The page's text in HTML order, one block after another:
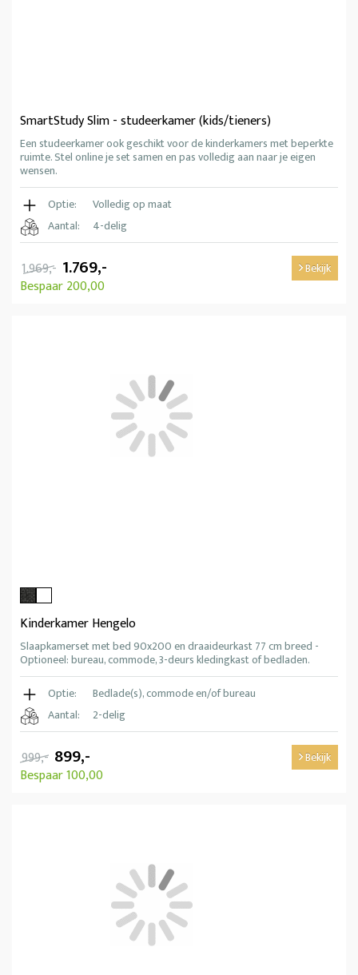
SmartStudy Slim - studeerkamer (kids/tieners)
Een studeerkamer ook geschikt voor de kinderkamers met beperkte
ruimte. Stel online je set samen en pas volledig aan naar je eigen
wensen.
Optie:
Volledig op maat
Aantal:
4-delig
1.969,- 1.769,-
Bespaar 200,00
Bekijk
Kinderkamer Hengelo
Slaapkamerset met bed 90x200 en draaideurkast 77 cm breed -
Optioneel: bureau, commode, 3-deurs kledingkast of bedladen.
Optie:
Bedlade(s), commode en/of bureau
Aantal:
2-delig
999,- 899,-
Bespaar 100,00
Bekijk